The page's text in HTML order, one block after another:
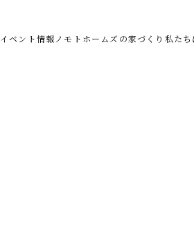
イベント情報 ノモトホームズの家づくり 私たち